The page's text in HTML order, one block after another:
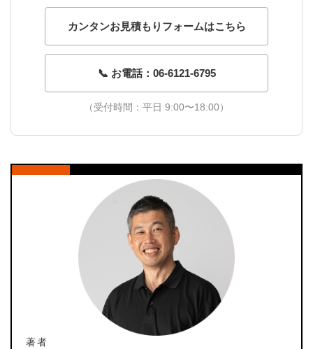
カンタンお見積もりフォームはこちら
📞 お電話：06-6121-6795
（受付時間：平日 9:00〜18:00）
著者